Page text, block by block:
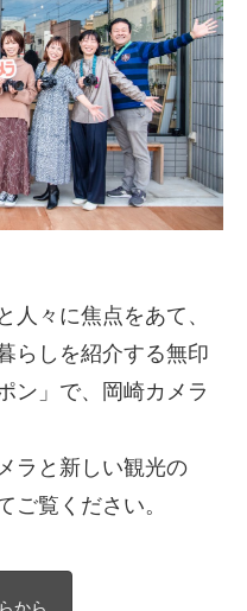
々に焦点をあて、
らしを紹介する無印
ン」で、岡崎カメラ
ラと新しい観光の
覧ください。